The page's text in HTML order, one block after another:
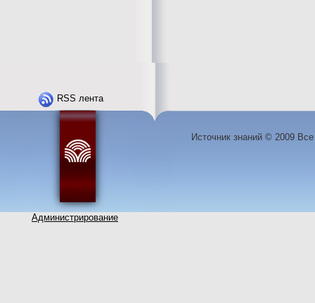
RSS лента
Администрирование
Источник знаний © 2009